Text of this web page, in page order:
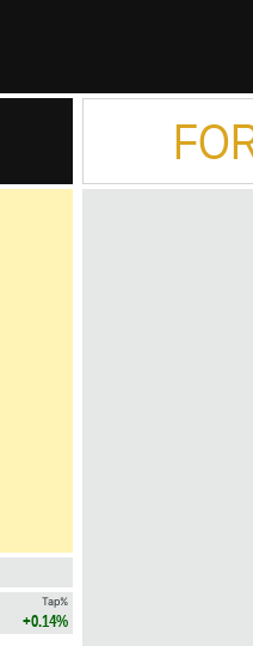
Tap%
+0.14%